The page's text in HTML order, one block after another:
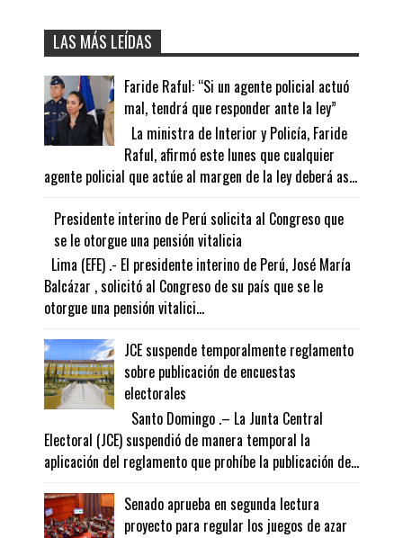
LAS MÁS LEÍDAS
Faride Raful: “Si un agente policial actuó
mal, tendrá que responder ante la ley”
La ministra de Interior y Policía, Faride
Raful, afirmó este lunes que cualquier
agente policial que actúe al margen de la ley deberá as...
Presidente interino de Perú solicita al Congreso que
se le otorgue una pensión vitalicia
Lima (EFE) .- El presidente interino de Perú, José María
Balcázar , solicitó al Congreso de su país que se le
otorgue una pensión vitalici...
JCE suspende temporalmente reglamento
sobre publicación de encuestas
electorales
Santo Domingo .– La Junta Central
Electoral (JCE) suspendió de manera temporal la
aplicación del reglamento que prohíbe la publicación de...
Senado aprueba en segunda lectura
proyecto para regular los juegos de azar